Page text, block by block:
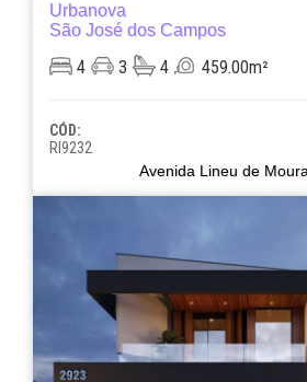
Urbanova
São José dos Campos
4 3 4 459.00m²
CÓD:
RI9232
Avenida Lineu de